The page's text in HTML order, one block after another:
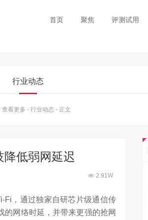
首页 聚焦 评测试用
行业动态
查看更多 - 行业动态 - 正文
低弱网延迟
2.91W
Fi，通过独家自研芯片级通信传
的网络时延，并带来更强的抢网